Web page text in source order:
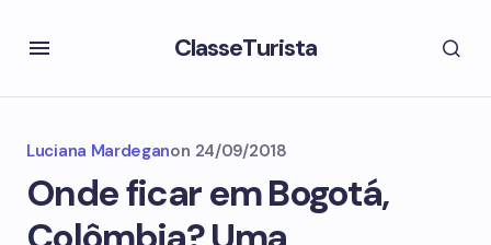
ClasseTurista
Luciana Mardeganon 24/09/2018
Onde ficar em Bogotá,